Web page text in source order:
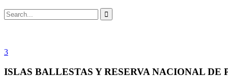
3
ISLAS BALLESTAS Y RESERVA NACIONAL DE